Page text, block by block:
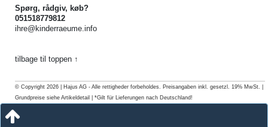
Spørg, rådgiv, køb?
051518779812
ihre@kinderraeume.info
tilbage til toppen ↑
© Copyright 2026 | Hajus AG - Alle rettigheder forbeholdes. Preisangaben inkl. gesetzl. 19% MwSt. |
Grundpreise siehe Artikeldetail | *Gilt für Lieferungen nach Deutschland!